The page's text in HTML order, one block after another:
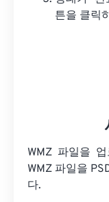
튼을 클릭
WMZ 파일을
WMZ 파일을
다.